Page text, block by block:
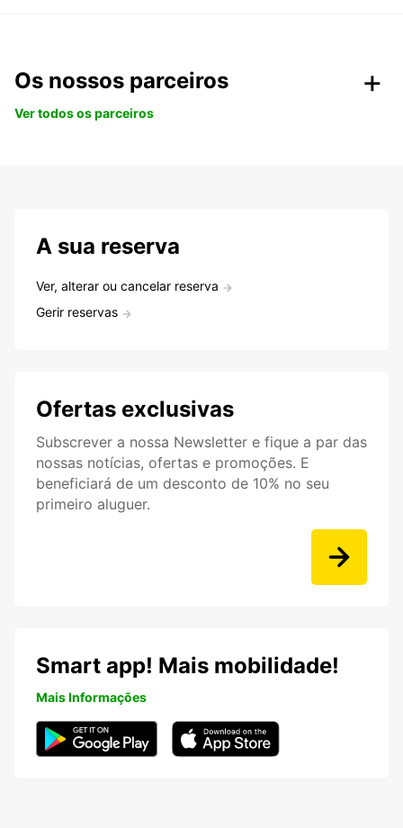
Os nossos parceiros
Ver todos os parceiros
A sua reserva
Ver, alterar ou cancelar reserva
Gerir reservas
Ofertas exclusivas
Subscrever a nossa Newsletter e fique a par das
nossas notícias, ofertas e promoções. E
beneficiará de um desconto de 10% no seu
primeiro aluguer.
Smart app! Mais mobilidade!
Mais Informações